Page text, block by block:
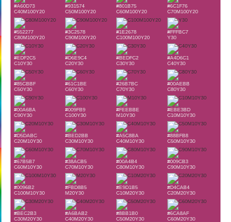
#A60D73
C40M100Y20
#931574
C50M100Y20
#801B75
C60M100Y20
#6C1F76
C70M100Y20
#552277
C80M100Y20
#3C2578
C90M100Y20
#1E2678
C100M100Y20
#FFFBC7
Y30
#EDF2C5
C10Y30
#D6E9C4
C20Y30
#BEDFC2
C30Y30
#A4D6C1
C40Y30
#85CBBF
C50Y30
#61C1BE
C60Y30
#26B7BC
C70Y30
#00AEBB
C80Y30
#00A6BA
C90Y30
#009FB9
C100Y30
#FEEBBE
M10Y30
#EBE3BD
C10M10Y30
#D5DABC
C20M10Y30
#BED2BB
C30M10Y30
#A5C8BA
C40M10Y30
#88BFB8
C50M10Y30
#67B5B7
C60M10Y30
#38ACB5
C70M10Y30
#00A4B4
C80M10Y30
#009CB3
C90M10Y30
#0096B2
C100M10Y30
#FBD8B5
M20Y30
#E9D1B5
C10M20Y30
#D4CAB4
C20M20Y30
#BEC2B3
C30M20Y30
#A6BAB2
C40M20Y30
#8BB1B0
C50M20Y30
#6CA8AF
C60M20Y30